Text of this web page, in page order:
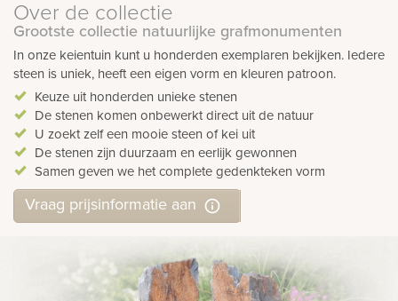
Over de collectie
Grootste collectie natuurlijke grafmonumenten
In onze keientuin kunt u honderden exemplaren bekijken. Iedere
steen is uniek, heeft een eigen vorm en kleuren patroon.
Keuze uit honderden unieke stenen
De stenen komen onbewerkt direct uit de natuur
U zoekt zelf een mooie steen of kei uit
De stenen zijn duurzaam en eerlijk gewonnen
Samen geven we het complete gedenkteken vorm
Vraag prijsinformatie aan